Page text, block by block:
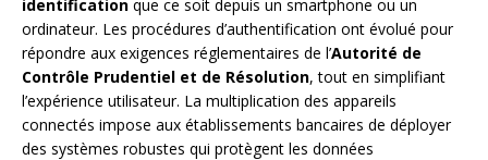
identification que ce soit depuis un smartphone ou un
ordinateur. Les procédures d’authentification ont évolué pour
répondre aux exigences réglementaires de l’Autorité de
Contrôle Prudentiel et de Résolution, tout en simplifiant
l’expérience utilisateur. La multiplication des appareils
connectés impose aux établissements bancaires de déployer
des systèmes robustes qui protègent les données